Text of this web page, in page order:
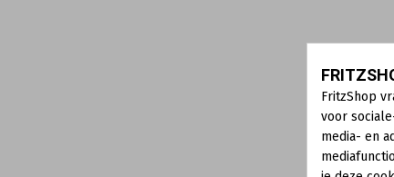
FritzShop
voor
media- en